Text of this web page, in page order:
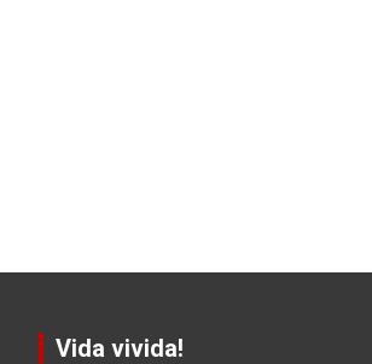
Vida vivida!